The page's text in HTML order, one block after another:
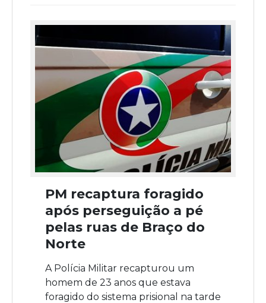
PM recaptura foragido
após perseguição a pé
pelas ruas de Braço do
Norte
A Polícia Militar recapturou um
homem de 23 anos que estava
foragido do sistema prisional na tarde